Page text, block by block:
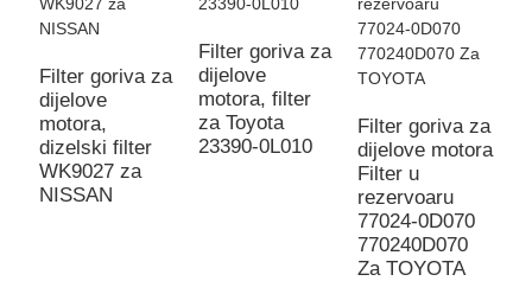
Filter goriva za
dijelove
motora,
dizelski filter
WK9027 za
NISSAN
Filter goriva za
dijelove
motora, filter
za Toyota
23390-0L010
Filter goriva za
dijelove motora
Filter u
rezervoaru
77024-0D070
770240D070
Za TOYOTA